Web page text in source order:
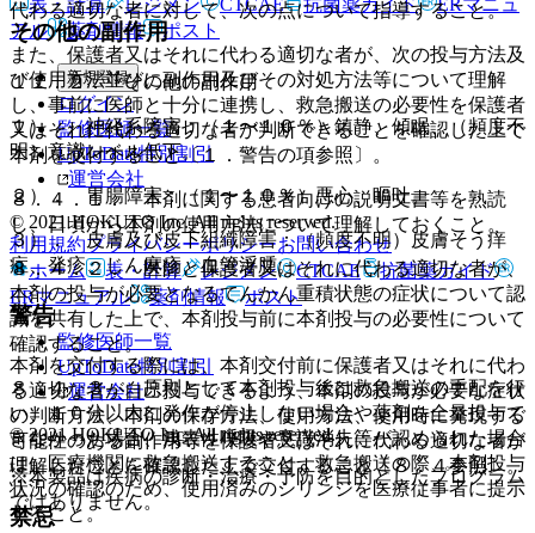
代わる適切な者に対して、次の点について指導すること。
また、保護者又はそれに代わる適切な者が、次の投与方法及
び使用方法並びに副作用及びその対処方法等について理解
し、事前に医師と十分に連携し、救急搬送の必要性を保護者
又はそれに代わる適切な者が判断できることを確認した上で
本剤を交付すること〔１．警告の項参照〕。
８．４．１． 本剤に関する患者向けの説明文書等を熟読
し、日頃から本剤の使用方法について理解しておくこと。
８．４．２． 医師と保護者又はそれに代わる適切な者が、
本剤の投与が必要となるてんかん重積状態の症状について認
識を共有した上で、本剤投与前に本剤投与の必要性について
確認すること。
８．４．３． 原則として本剤投与後は救急搬送の手配を行
い、１０分以内に発作が停止しない場合や薬剤を全量投与で
きなかった場合、浅表性呼吸や意識消失等が認められた場合
は、医療機関に救急搬送すること。救急搬送の際、本剤投与
状況の確認のため、使用済みのシリンジを医療従事者に提示
すること。
その他の副作用
１１．２． その他の副作用
１）． 神経系障害：（１〜１０％）鎮静、傾眠、（頻度不
明）意識レベル低下。
２）． 胃腸障害：（１〜１０％）悪心、嘔吐。
３）． 皮膚及び皮下組織障害：（頻度不明）皮膚そう痒
症、発疹、じん麻疹、血管浮腫。
警告
本剤を交付する際には、本剤交付前に保護者又はそれに代わ
る適切な者が自己投与できるよう、本剤の投与が必要な症状
の判断方法、本剤の保存方法、使用方法、使用時に発現する
可能性のある副作用等を保護者又はそれに代わる適切な者が
理解したことを確認した上で交付すること〔８．４参照〕。
禁忌
アル
薬剤情報 ポスト
新規登録
ログイン
監修医師一覧
UpToDate特別割引
運営会社
© 2021 HOKUTO Inc. All rights reserved.
利用規約プライバシーポリシーお問い合わせ
ホーム
表・計算 レジメン CTCAE
抗菌薬ガイド
ERマニュアル
薬剤情報 ポスト
監修医師一覧
UpToDate特別割引
運営会社
© 2021 HOKUTO Inc. All rights reserved.
※本製品は疾病の診断・治療・予防を目的としたプログラム
ではありません。